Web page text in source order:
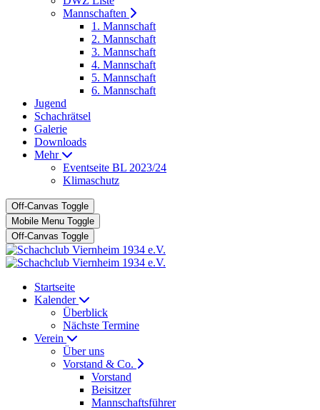
Mannschaften
1. Mannschaft
2. Mannschaft
3. Mannschaft
4. Mannschaft
5. Mannschaft
6. Mannschaft
Jugend
Schachrätsel
Galerie
Downloads
Mehr
Eventseite BL 2023/24
Klimaschutz
Off-Canvas Toggle
Mobile Menu Toggle
Off-Canvas Toggle
Startseite
Kalender
Überblick
Nächste Termine
Verein
Über uns
Vorstand & Co.
Vorstand
Beisitzer
Mannschaftsführer